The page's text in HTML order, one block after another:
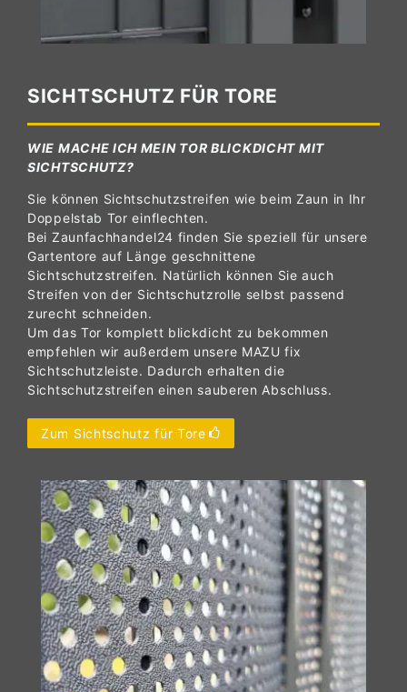
SICHTSCHUTZ FÜR TORE
WIE MACHE ICH MEIN TOR BLICKDICHT MIT
SICHTSCHUTZ?
Sie können Sichtschutzstreifen wie beim Zaun in Ihr
Doppelstab Tor einflechten.
Bei Zaunfachhandel24 finden Sie speziell für unsere
Gartentore auf Länge geschnittene
Sichtschutzstreifen. Natürlich können Sie auch
Streifen von der Sichtschutzrolle selbst passend
zurecht schneiden.
Um das Tor komplett blickdicht zu bekommen
empfehlen wir außerdem unsere MAZU fix
Sichtschutzleiste. Dadurch erhalten die
Sichtschutzstreifen einen sauberen Abschluss.
Zum Sichtschutz für Tore